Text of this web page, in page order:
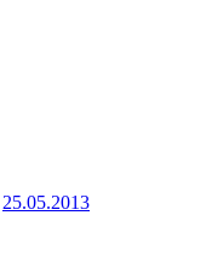
25.05.2013